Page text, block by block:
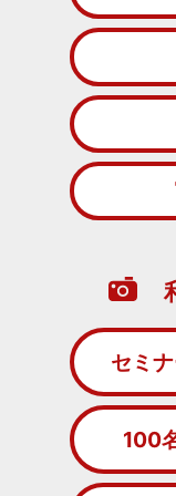
セミ
100